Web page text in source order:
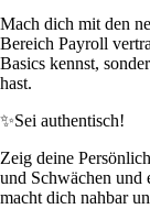
Mach dich mit den
Bereich Payroll
Basics kennst,
hast.
✨Sei authentisch!
Zeig deine
und Schwächen und
macht dich nahbar